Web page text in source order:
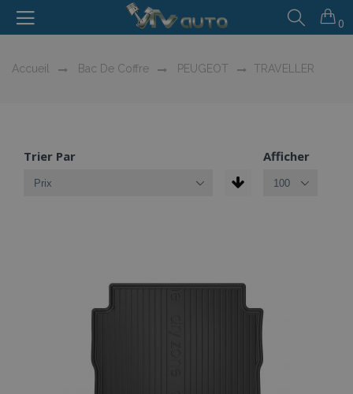
0
Accueil Bac De Coffre PEUGEOT TRAVELLER
Trier Par Afficher